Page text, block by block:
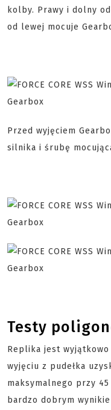
kolby. Prawy i dolny
od lewej mocuje
Przed wyjęciem
silnika i śrubę
Testy
Replika jest
wyjęciu z pudełka
maksymalnego przy
bardzo dobrym